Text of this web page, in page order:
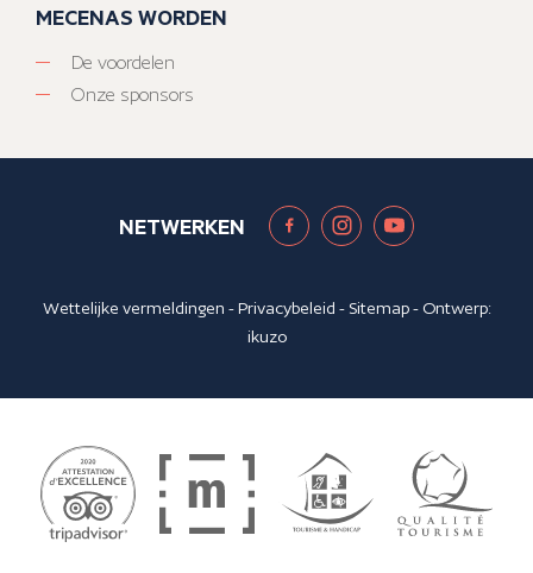
MECENAS WORDEN
De voordelen
Onze sponsors
NETWERKEN
Wettelijke vermeldingen -Privacybeleid - Sitemap- Ontwerp:
ikuzo